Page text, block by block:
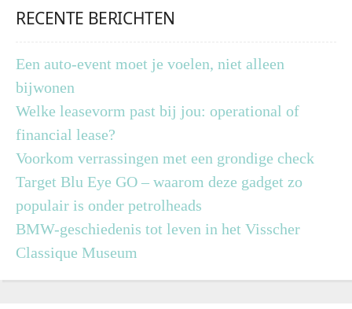
RECENTE BERICHTEN
Een auto-event moet je voelen, niet alleen
bijwonen
Welke leasevorm past bij jou: operational of
financial lease?
Voorkom verrassingen met een grondige check
Target Blu Eye GO – waarom deze gadget zo
populair is onder petrolheads
BMW-geschiedenis tot leven in het Visscher
Classique Museum